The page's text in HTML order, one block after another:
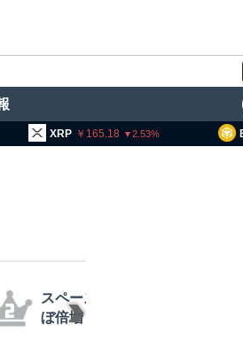
BNB 93,640.0
金融庁、暗号資産・ステーブル
ン課を新設 8月7日組織再編